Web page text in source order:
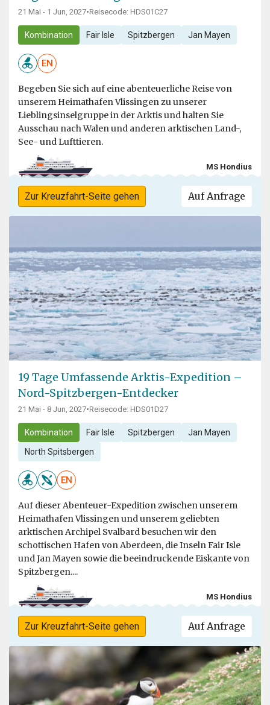
21 Mai - 1 Jun, 2027•Reisecode: HDS01C27
Kombination Fair Isle Spitzbergen Jan Mayen
EN
Begeben Sie sich auf eine abenteuerliche Reise von
unserem Heimathafen Vlissingen zu unserer
Lieblingsinselgruppe in der Arktis und halten Sie
Ausschau nach Walen und anderen arktischen Land-,
See- und Lufttieren.
MS Hondius
Zur Kreuzfahrt-Seite gehen Auf Anfrage
19 Tage Umfassende Arktis-Expedition –
Nord-Spitzbergen-Entdecker
21 Mai - 8 Jun, 2027•Reisecode: HDS01D27
Kombination Fair Isle Spitzbergen Jan Mayen
North Spitsbergen
EN
Auf dieser Abenteuer-Expedition zwischen unserem
Heimathafen Vlissingen und unserem geliebten
arktischen Archipel Svalbard besuchen wir den
schottischen Hafen von Aberdeen, die Inseln Fair Isle
und Jan Mayen sowie die beeindruckende Eiskante von
Spitzbergen....
MS Hondius
Zur Kreuzfahrt-Seite gehen Auf Anfrage